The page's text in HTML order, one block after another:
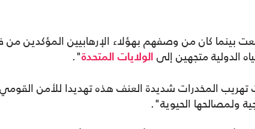
بينما كان من وصفهم بهؤلاء الإرهابيين المؤكدين من
الدولية متجهين إلى
الولايات المتحدة".
المخدرات شديدة العنف هذه تهديدا للأمن
ولمصالحها الحيوية".